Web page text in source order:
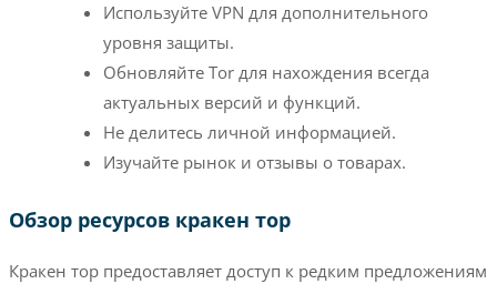
Используйте VPN для дополнительного
уровня защиты.
Обновляйте Tor для нахождения всегда
актуальных версий и функций.
Не делитесь личной информацией.
Изучайте рынок и отзывы о товарах.
Обзор ресурсов кракен тор
Кракен тор предоставляет доступ к редким предложениям